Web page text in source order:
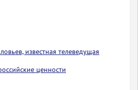
известная телеведущая
ценности